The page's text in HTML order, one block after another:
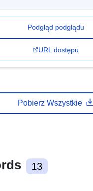
Podgląd podglądu
URL dostępu
Pobierz Wszystkie
13